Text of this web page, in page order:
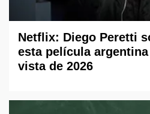
Netflix: Diego Peretti
esta película
vista de 2026